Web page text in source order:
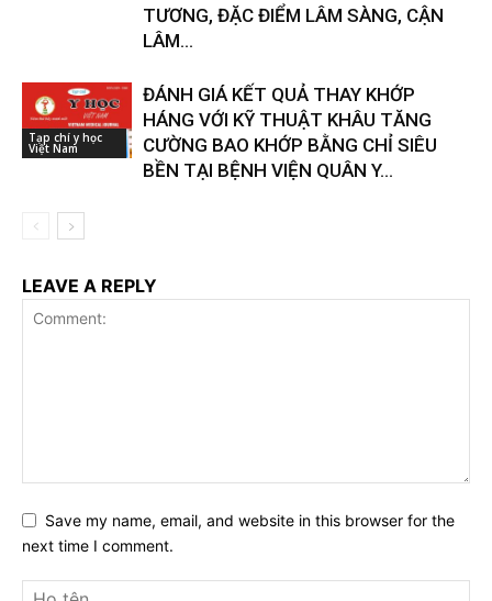
TƯƠNG, ĐẶC ĐIỂM LÂM SÀNG, CẬN
LÂM...
Tạp chí y học
Việt Nam
ĐÁNH GIÁ KẾT QUẢ THAY KHỚP
HÁNG VỚI KỸ THUẬT KHÂU TĂNG
CƯỜNG BAO KHỚP BẰNG CHỈ SIÊU
BỀN TẠI BỆNH VIỆN QUÂN Y...
LEAVE A REPLY
Save my name, email, and website in this browser for the
next time I comment.